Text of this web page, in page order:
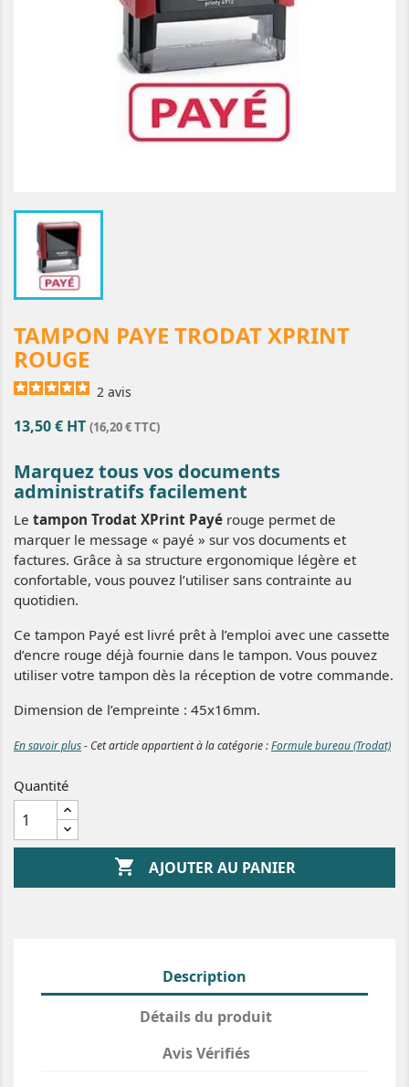
TAMPON PAYE TRODAT XPRINT
ROUGE
2 avis
13,50 € HT (16,20 € TTC)
Marquez tous vos documents
administratifs facilement
Le tampon Trodat XPrint Payé rouge permet de
marquer le message « payé » sur vos documents et
factures. Grâce à sa structure ergonomique légère et
confortable, vous pouvez l’utiliser sans contrainte au
quotidien.
Ce tampon Payé est livré prêt à l’emploi avec une cassette
d’encre rouge déjà fournie dans le tampon. Vous pouvez
utiliser votre tampon dès la réception de votre commande.
Dimension de l’empreinte : 45x16mm.
En savoir plus- Cet article appartient à la catégorie :Formule bureau (Trodat)
Quantité
 AJOUTER AU PANIER
Description
Détails du produit
Avis Vérifiés